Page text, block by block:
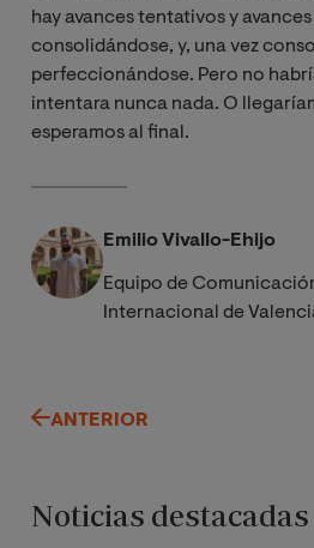
hay avances tentativos y
consolidándose, y, una vez
perfeccionándose. Pero no
intentara nunca nada. O
esperamos al final.
Emilio Vivallo-Ehijo
Equipo de
Internacional de
ANTERIOR
Noticias destacadas